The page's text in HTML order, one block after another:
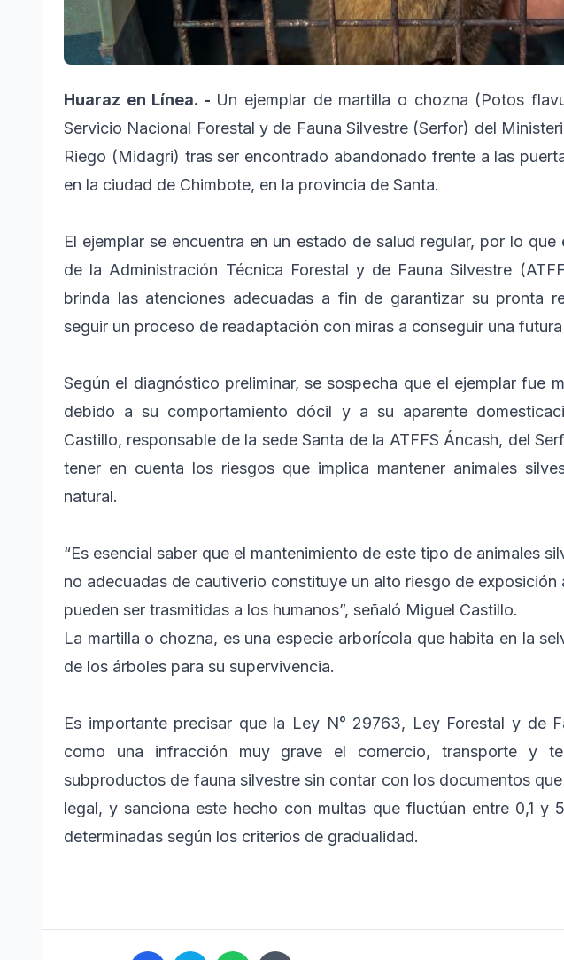
Huaraz en Línea. - Un ejemplar de martilla o chozna (Potos
Servicio Nacional Forestal y de Fauna Silvestre (Serfor) del
Riego (Midagri) tras ser encontrado abandonado frente a las
en la ciudad de Chimbote, en la provincia de Santa.
El ejemplar se encuentra en un estado de salud regular, por lo que
de la Administración Técnica Forestal y de Fauna Silvestre
brinda las atenciones adecuadas a fin de garantizar su pronta
seguir un proceso de readaptación con miras a conseguir una
Según el diagnóstico preliminar, se sospecha que el ejemplar fue
debido a su comportamiento dócil y a su aparente
Castillo, responsable de la sede Santa de la ATFFS Áncash, del
tener en cuenta los riesgos que implica mantener animales
natural.
“Es esencial saber que el mantenimiento de este tipo de animales
no adecuadas de cautiverio constituye un alto riesgo de exposición
pueden ser trasmitidas a los humanos”, señaló Miguel Castillo.
La martilla o chozna, es una especie arborícola que habita en la
de los árboles para su supervivencia.
Es importante precisar que la Ley N° 29763, Ley Forestal y de
como una infracción muy grave el comercio, transporte y
subproductos de fauna silvestre sin contar con los documentos
legal, y sanciona este hecho con multas que fluctúan entre 0,1 y
determinadas según los criterios de gradualidad.